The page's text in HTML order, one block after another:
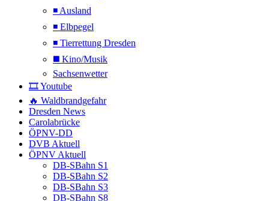
◾ Ausland
◾ Elbpegel
◾ Tierrettung Dresden
◼️ Kino/Musik
Sachsenwetter
🎞️ Youtube
🔥 Waldbrandgefahr
Dresden News
Carolabrücke
ÖPNV-DD
DVB Aktuell
ÖPNV Aktuell
DB-SBahn S1
DB-SBahn S2
DB-SBahn S3
DB-SBahn S8